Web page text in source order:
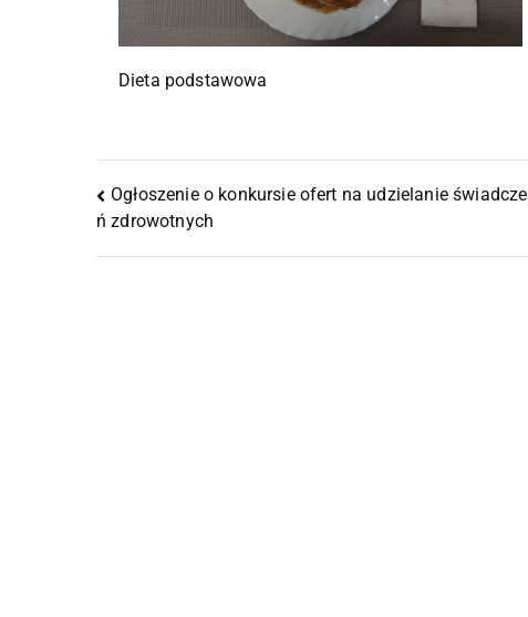
Dieta podstawowa
Ogłoszenie o konkursie ofert na udzielanie świadcze
ń zdrowotnych